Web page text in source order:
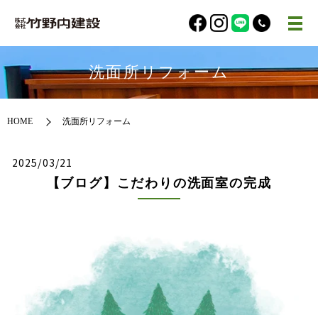
洗面所リフォーム
HOME 洗面所リフォーム
2025/03/21
【ブログ】こだわりの洗面室の完成